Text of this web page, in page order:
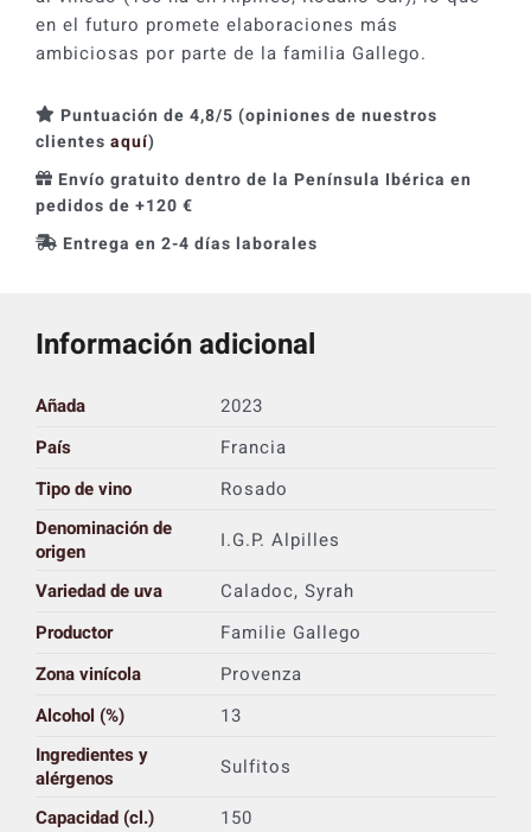
en el futuro promete elaboraciones más
ambiciosas por parte de la familia Gallego.
Puntuación de 4,8/5 (opiniones de nuestros
clientes aquí)
Envío gratuito dentro de la Península Ibérica en
pedidos de +120 €
Entrega en 2-4 días laborales
Información adicional
Añada
2023
País
Francia
Tipo de vino
Rosado
Denominación de
origen
I.G.P. Alpilles
Variedad de uva
Caladoc, Syrah
Productor
Familie Gallego
Zona vinícola
Provenza
Alcohol (%)
13
Ingredientes y
alérgenos
Sulfitos
Capacidad (cl.)
150